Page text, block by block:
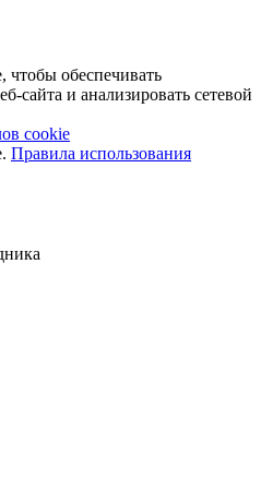
обеспечивать
сайта и анализировать сетевой
cookie
Правила использования